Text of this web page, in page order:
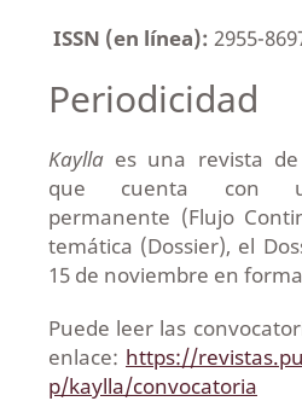
ISSN (en línea): 2955-
Periodicidad
Kayllaes una revista de
que cuenta con
permanente (Flujo
temática (Dossier), el
15 de noviembre en
Puede leer las
enlace: https://
p/kaylla/convocatoria